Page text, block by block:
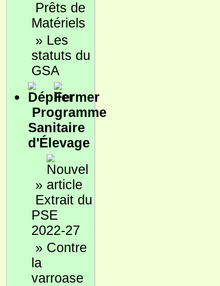
Prêts de
Matériels
» Les
statuts du
GSA
Programme
Sanitaire
d'Élevage
»
Extrait du
PSE
2022-27
» Contre
la
varroase